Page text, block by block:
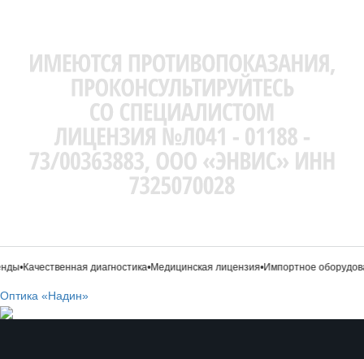
•Качественная диагностика•Медицинская лицензия•Импортное
Оптика «Надин»